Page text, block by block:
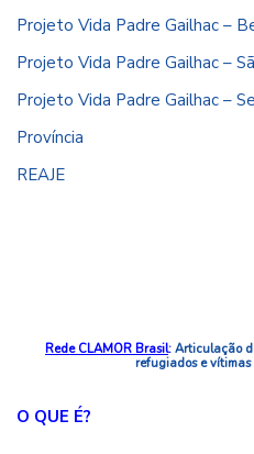
Projeto Vida Padre Gailhac –
Projeto Vida Padre Gailhac –
Projeto Vida Padre Gailhac –
Província
REAJE
Rede CLAMOR Brasil: Articulação
refugiados e
O QUE É?